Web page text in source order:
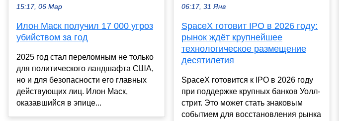
15:17, 06 Мар
Илон Маск получил 17 000 угроз
убийством за год
2025 год стал переломным не только
для политического ландшафта США,
но и для безопасности его главных
действующих лиц. Илон Маск,
оказавшийся в эпице...
06:17, 31 Янв
SpaceX готовит IPO в 2026 году:
рынок ждёт крупнейшее
технологическое размещение
десятилетия
SpaceX готовится к IPO в 2026 году
при поддержке крупных банков Уолл-
стрит. Это может стать знаковым
событием для восстановления рынка